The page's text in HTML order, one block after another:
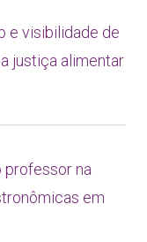
e visibilidade de
justiça alimentar
professor na
em